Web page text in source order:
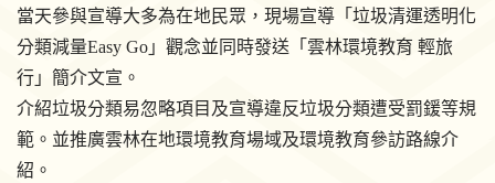
當天參與宣導大多為在地民眾，現場宣導「垃圾清運透明化
分類減量Easy Go」觀念並同時發送「雲林環境教育 輕旅
行」簡介文宣。
介紹垃圾分類易忽略項目及宣導違反垃圾分類遭受罰鍰等規
範。並推廣雲林在地環境教育場域及環境教育參訪路線介
紹。